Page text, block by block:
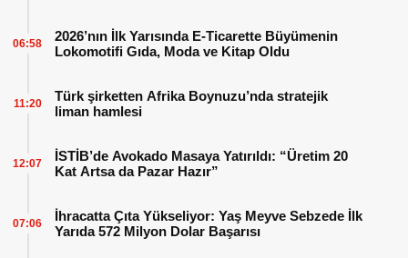
2026’nın İlk Yarısında E-Ticarette Büyümenin
Lokomotifi Gıda, Moda ve Kitap Oldu
06:58
Türk şirketten Afrika Boynuzu’nda stratejik
liman hamlesi
11:20
İSTİB’de Avokado Masaya Yatırıldı: “Üretim 20
Kat Artsa da Pazar Hazır”
12:07
İhracatta Çıta Yükseliyor: Yaş Meyve Sebzede İlk
Yarıda 572 Milyon Dolar Başarısı
07:06